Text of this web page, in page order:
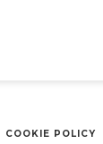
COOKIE POLICY